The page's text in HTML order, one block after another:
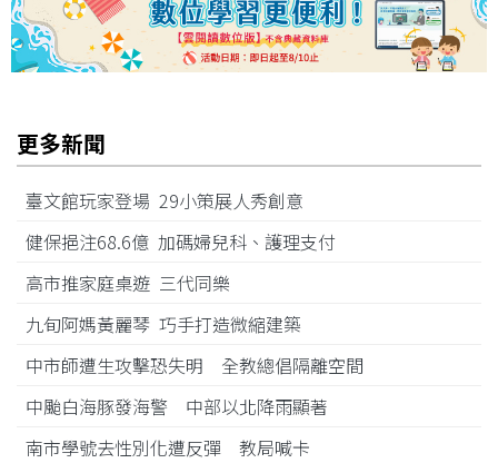
更多新聞
臺文館玩家登場 29小策展人秀創意
健保挹注68.6億 加碼婦兒科、護理支付
高市推家庭桌遊 三代同樂
九旬阿媽黃麗琴 巧手打造微縮建築
中市師遭生攻擊恐失明 全教總倡隔離空間
中颱白海豚發海警 中部以北降雨顯著
南市學號去性別化遭反彈 教局喊卡